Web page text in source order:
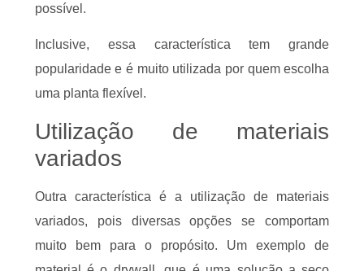
possível.
Inclusive, essa característica tem grande
popularidade e é muito utilizada por quem escolha
uma planta flexível.
Utilização de materiais
variados
Outra característica é a utilização de materiais
variados, pois diversas opções se comportam
muito bem para o propósito. Um exemplo de